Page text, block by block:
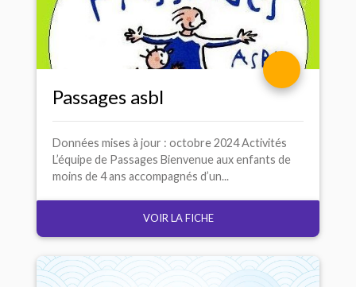
Passages asbl
Données mises à jour : octobre 2024 Activités
L’équipe de Passages Bienvenue aux enfants de
moins de 4 ans accompagnés d’un...
VOIR LA FICHE